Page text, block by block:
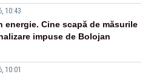
10:43
energie. Cine scapă de măsurile
impuse de Bolojan
10:01